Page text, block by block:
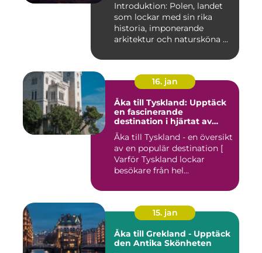
Introduktion: Polen, landet
som lockar med sin rika
historia, imponerande
arkitektur och natursköna ...
16. jan
Åka till Tyskland: Upptäck
en fascinerande
destination i hjärtat av
Europa
Åka till Tyskland - en översikt
av en populär destination [
Varför Tyskland lockar
besökare från hel...
15. jan
Åka till Grekland - Upptäck
den Antika Skönheten